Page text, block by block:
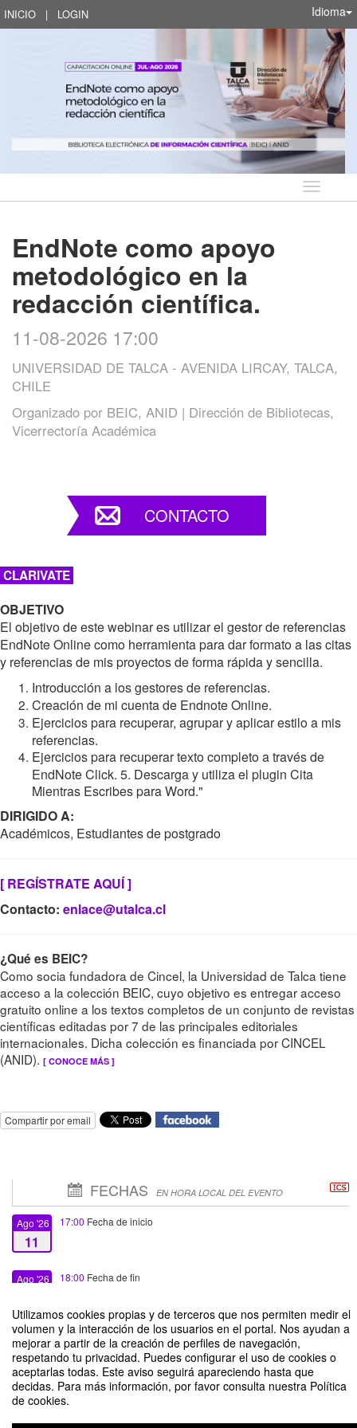
Utilizamos cookies propias y de terceros que nos permiten medir el
volumen y la interacción de los usuarios en el portal. Nos ayudan a
mejorar a partir de la creación de perfiles de navegación,
respetando tu privacidad. Puedes configurar el uso de cookies o
aceptarlas todas. Este aviso seguirá apareciendo hasta que
decidas. Para más información, por favor consulta nuestra Política
de cookies.
INICIO | LOGIN Idioma
Idioma
EndNote como apoyo
metodológico en la
redacción científica.
11-08-2026 17:00
UNIVERSIDAD DE TALCA - AVENIDA LIRCAY, TALCA,
CHILE
Organizado por BEIC, ANID | Dirección de Bibliotecas,
Vicerrectoría Académica
CONTACTO
CLARIVATE
OBJETIVO
El objetivo de este webinar es utilizar el gestor de referencias
EndNote Online como herramienta para dar formato a las citas
y referencias de mis proyectos de forma rápida y sencilla.
Introducción a los gestores de referencias.
Creación de mi cuenta de Endnote Online.
Ejercicios para recuperar, agrupar y aplicar estilo a mis
referencias.
Ejercicios para recuperar texto completo a través de
EndNote Click. 5. Descarga y utiliza el plugin Cita
Mientras Escribes para Word."
DIRIGIDO A:
Académicos, Estudiantes de postgrado
[ REGÍSTRATE AQUÍ ]
Contacto: enlace@utalca.cl
¿Qué es BEIC?
Como socia fundadora de Cincel, la Universidad de Talca tiene
acceso a la colección BEIC, cuyo objetivo es entregar acceso
gratuito online a los textos completos de un conjunto de revistas
científicas editadas por 7 de las principales editoriales
internacionales. Dicha colección es financiada por CINCEL
(ANID). [ CONOCE MÁS ]
Compartir por email
FECHAS EN HORA LOCAL DEL EVENTO
Ago '26
11
17:00 Fecha de inicio
Ago '26 18:00 Fecha de fin
EndNote como apoyo metodológico en la redacción científica.